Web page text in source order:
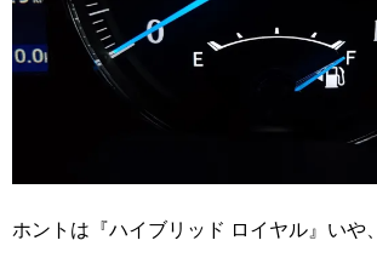
ホントは『ハイブリッド ロイヤル』いや、